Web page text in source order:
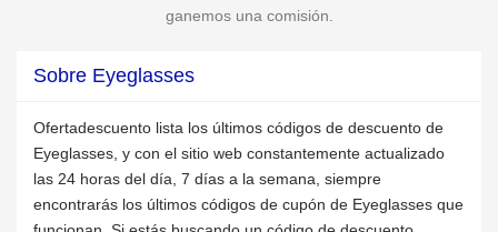
ganemos una comisión.
Sobre Eyeglasses
Ofertadescuento lista los últimos códigos de descuento de
Eyeglasses, y con el sitio web constantemente actualizado
las 24 horas del día, 7 días a la semana, siempre
encontrarás los últimos códigos de cupón de Eyeglasses que